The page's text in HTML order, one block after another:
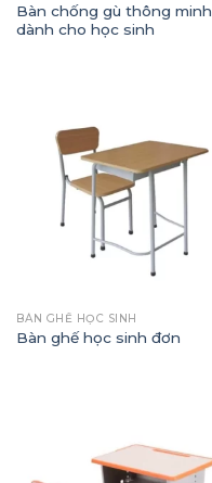
Bàn chống gù thông minh
dành cho học sinh
BÀN GHẾ HỌC SINH
Bàn ghế học sinh đơn